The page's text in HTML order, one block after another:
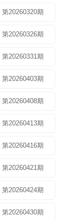
第20260320期
第20260326期
第20260331期
第20260403期
第20260408期
第20260413期
第20260416期
第20260421期
第20260424期
第20260430期